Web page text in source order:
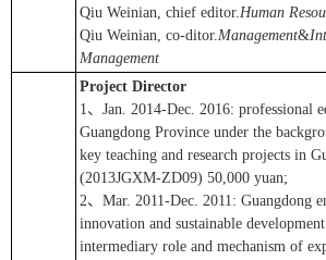
Qiu Weinian, chief editor.Human
Qiu Weinian, co-ditor.Management&
Management
Project Director
1、Jan. 2014-Dec. 2016: professional
Guangdong Province under the
key teaching and research projects in
(2013JGXM-ZD09) 50,000 yuan;
2、Mar. 2011-Dec. 2011: Guangdong
innovation and sustainable
intermediary role and mechanism of